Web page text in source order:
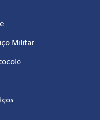
Militar